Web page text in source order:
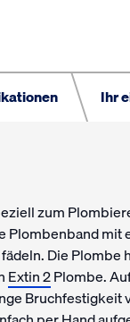
Ihr
zum
Plombenband mit
Die
Extin 2Plombe.
Bruchfestigkeit